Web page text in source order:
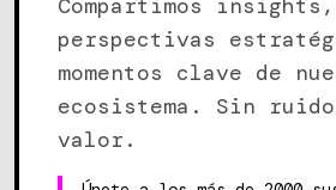
Compartimos insights,
perspectivas
momentos clave de
ecosistema. Sin
valor.